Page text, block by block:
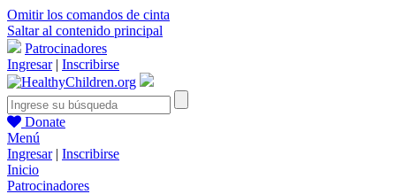
Omitir los comandos de cinta
Saltar al contenido principal
Patrocinadores
Ingresar| Inscribirse
Donate
Menú
Ingresar| Inscribirse
Inicio
Patrocinadores